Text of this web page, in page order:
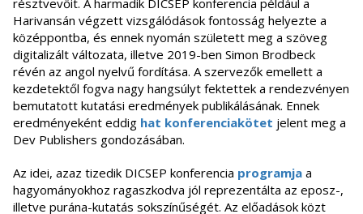
résztvevőit. A harmadik DICSEP konferencia például a
Harivansán végzett vizsgálódások fontosság helyezte a
középpontba, és ennek nyomán született meg a szöveg
digitalizált változata, illetve 2019-ben Simon Brodbeck
révén az angol nyelvű fordítása. A szervezők emellett a
kezdetektől fogva nagy hangsúlyt fektettek a rendezvényen
bemutatott kutatási eredmények publikálásának. Ennek
eredményeként eddig hat konferenciakötet jelent meg a
Dev Publishers gondozásában.
Az idei, azaz tizedik DICSEP konferencia programja a
hagyományokhoz ragaszkodva jól reprezentálta az eposz-,
illetve purána-kutatás sokszínűségét. Az előadások közt